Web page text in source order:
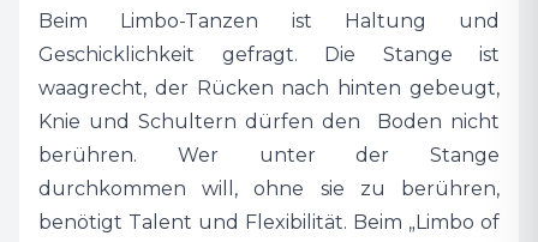
Beim Limbo-Tanzen ist Haltung und
Geschicklichkeit gefragt. Die Stange ist
waagrecht, der Rücken nach hinten gebeugt,
Knie und Schultern dürfen den Boden nicht
berühren. Wer unter der Stange
durchkommen will, ohne sie zu berühren,
benötigt Talent und Flexibilität. Beim „Limbo of